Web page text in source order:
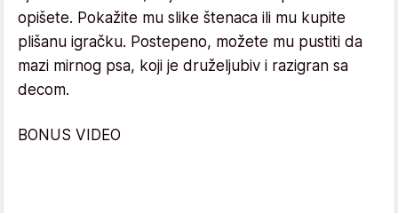
opišete. Pokažite mu slike štenaca ili mu kupite
plišanu igračku. Postepeno, možete mu pustiti da
mazi mirnog psa, koji je druželjubiv i razigran sa
decom.
BONUS VIDEO